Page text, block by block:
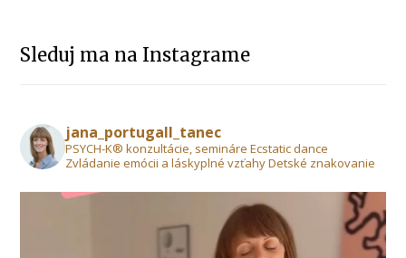
Sleduj ma na Instagrame
jana_portugall_tanec
PSYCH-K® konzultácie, semináre Ecstatic dance
Zvládanie emócii a láskyplné vzťahy Detské znakovanie